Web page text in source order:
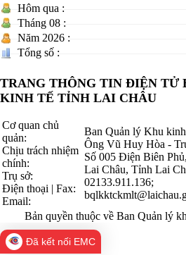
Hôm qua :
Tháng 08 :
Năm 2026 :
Tổng số :
TRANG THÔNG TIN ĐIỆN TỬ
KINH TẾ TỈNH LAI CHÂU
Cơ quan chủ
quản:
Chịu trách nhiệm
chính:
Trụ sở:
Điện thoại | Fax:
Email:
Ban Quản lý Khu
Ông Vũ Huy Hòa -
Số 005 Điện Biên
Lai Châu, Tỉnh Lai
02133.911.136;
Bản quyền thuộc về Ban Quản lý
Đã kết nối EMC